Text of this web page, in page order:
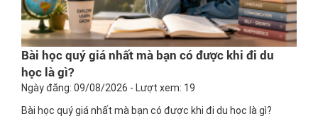
Bài học quý giá nhất mà bạn có được khi đi du
học là gì?
Ngày đăng: 09/08/2026 - Lượt xem: 19
Bài học quý giá nhất mà bạn có được khi đi du học là gì?